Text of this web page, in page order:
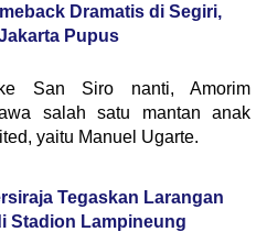
Dramatis di Segiri,
Pupus
San Siro nanti, Amorim
salah satu mantan anak
yaitu Manuel Ugarte.
Tegaskan Larangan
Stadion Lampineung